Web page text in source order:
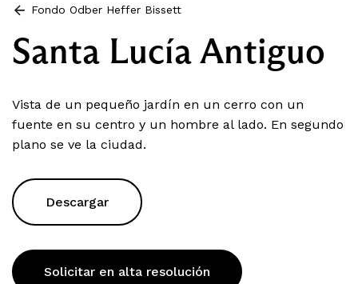
Fondo Odber Heffer Bissett
Santa Lucía Antiguo
Vista de un pequeño jardín en un cerro con un
fuente en su centro y un hombre al lado. En segundo
plano se ve la ciudad.
Descargar
Solicitar en alta resolución